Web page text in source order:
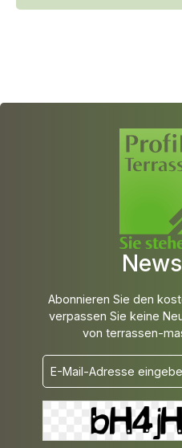
Abonnieren Sie den
verpassen Sie keine
von terrassen-